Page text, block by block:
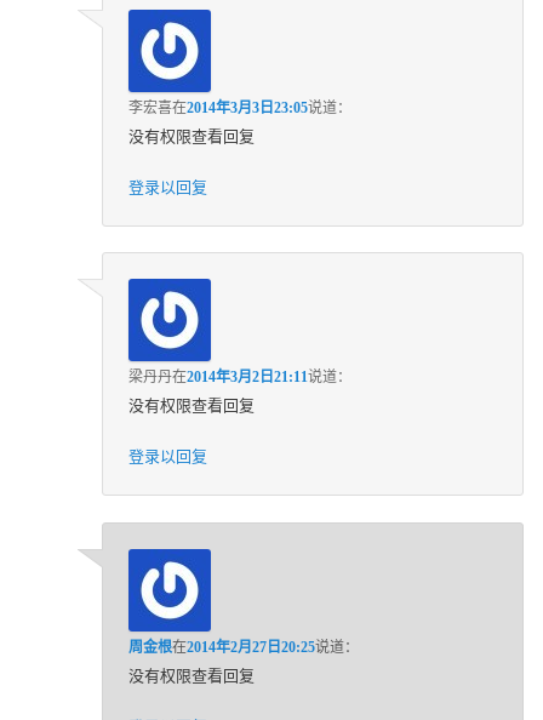
李宏喜在2014年3月3日23:05说道：
没有权限查看回复
登录以回复
梁丹丹在2014年3月2日21:11说道：
没有权限查看回复
登录以回复
周金根在2014年2月27日20:25说道：
没有权限查看回复